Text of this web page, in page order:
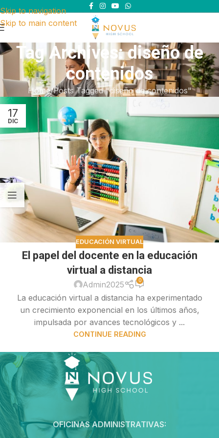
Skip to navigation
Skip to main content
Tag Archives: diseño de
contenidos
Home Posts Tagged "diseño de contenidos"
17
DIC
EDUCACIÓN VIRTUAL
El papel del docente en la educación
virtual a distancia
Admin2025 0
La educación virtual a distancia ha experimentado
un crecimiento exponencial en los últimos años,
impulsada por avances tecnológicos y ...
CONTINUE READING
OFICINAS ADMINISTRATIVAS: